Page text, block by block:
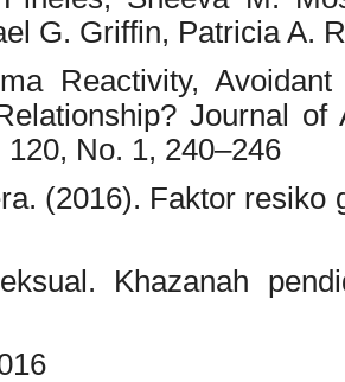
G. Griffin, Patricia A.
Reactivity,
Journal
120, No. 1, 240–246
(2016). Faktor resiko
Khazanah